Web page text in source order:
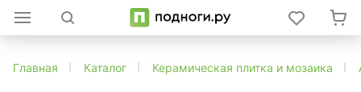
Главная Каталог Керамическая плитка и мозаика